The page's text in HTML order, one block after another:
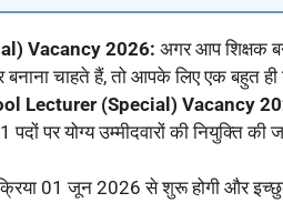
Vacancy 2026: अगर आप शिक्षक
चाहते हैं, तो आपके लिए एक बहुत
Lecturer (Special) Vacancy
पर योग्य उम्मीदवारों की नियुक्ति की
01 जून 2026 से शुरू होगी और